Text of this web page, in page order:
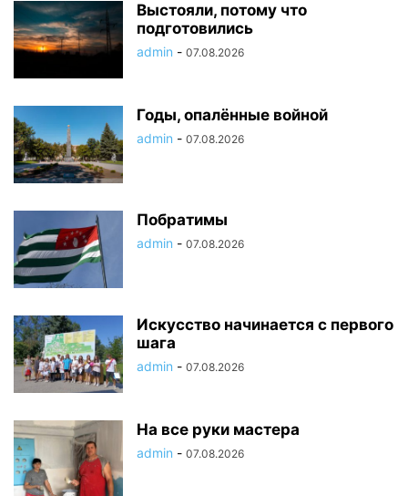
Выстояли, потому что
подготовились
admin - 07.08.2026
Годы, опалённые войной
admin - 07.08.2026
Побратимы
admin - 07.08.2026
Искусство начинается с первого
шага
admin - 07.08.2026
На все руки мастера
admin - 07.08.2026